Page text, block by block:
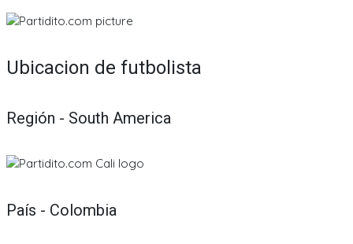
Ubicacion de futbolista
Región - South America
País - Colombia